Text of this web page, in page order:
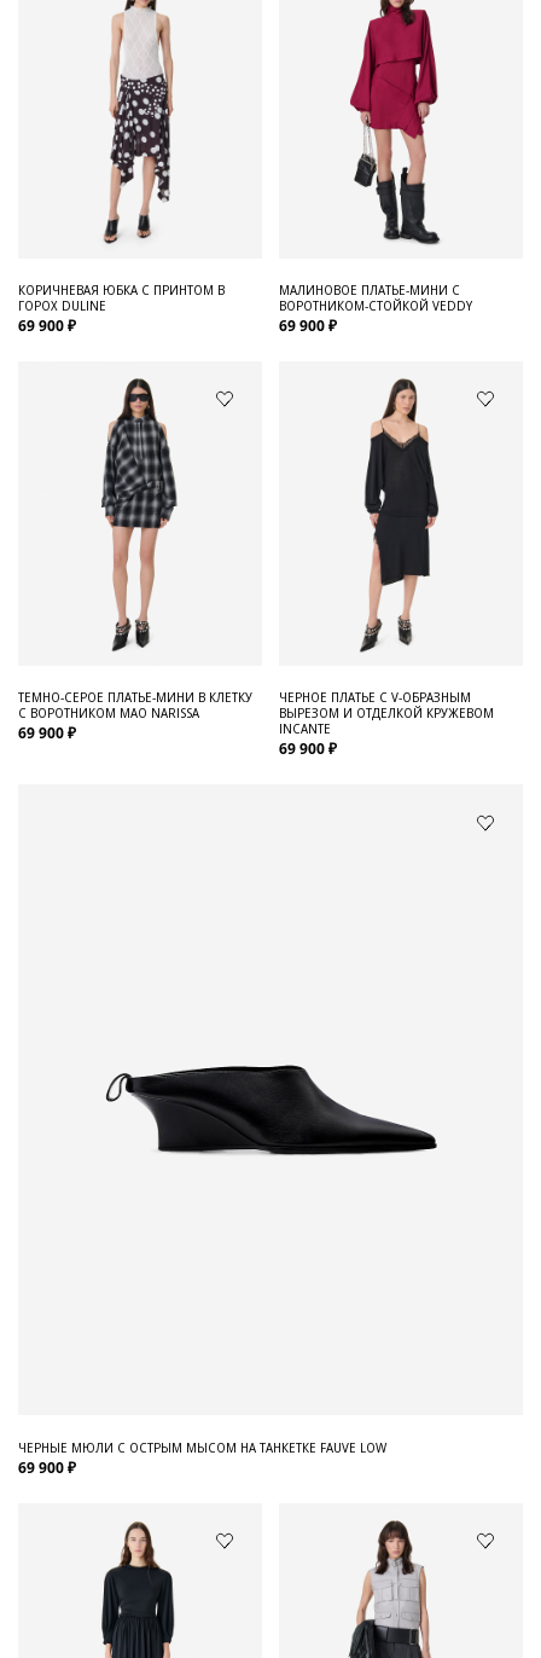
КОРИЧНЕВАЯ ЮБКА С ПРИНТОМ В
ГОРОХ DULINE
69 900 ₽
МАЛИНОВОЕ ПЛАТЬЕ-МИНИ С
ВОРОТНИКОМ-СТОЙКОЙ VEDDY
69 900 ₽
ТЕМНО-СЕРОЕ ПЛАТЬЕ-МИНИ В КЛЕТКУ
С ВОРОТНИКОМ МАО NARISSA
69 900 ₽
ЧЕРНОЕ ПЛАТЬЕ С V-ОБРАЗНЫМ
ВЫРЕЗОМ И ОТДЕЛКОЙ КРУЖЕВОМ
INCANTE
69 900 ₽
ЧЕРНЫЕ МЮЛИ С ОСТРЫМ МЫСОМ НА ТАНКЕТКЕ FAUVE LOW
69 900 ₽